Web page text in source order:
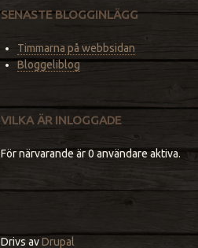
SENASTE BLOGGINLÄGG
Timmarna på webbsidan
Bloggeliblog
VILKA ÄR INLOGGADE
För närvarande är 0 användare aktiva.
Drivs avDrupal